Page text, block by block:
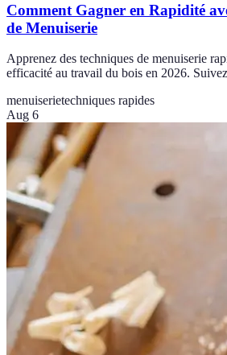
Comment Gagner en Rapidité
de Menuiserie
Apprenez des techniques de menuiserie
efficacité au travail du bois en 2026.
menuiserietechniques rapides
Aug 6